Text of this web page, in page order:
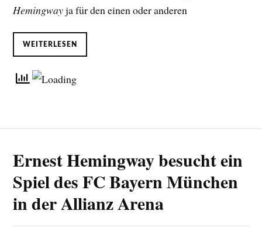
Hemingwayja für den einen oder anderen
WEITERLESEN
Ernest Hemingway besucht ein
Spiel des FC Bayern München
in der Allianz Arena